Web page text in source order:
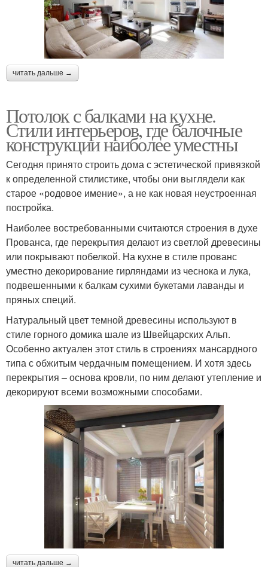
читать дальше →
Потолок с балками на кухне.
Стили интерьеров, где балочные
конструкции наиболее уместны
Сегодня принято строить дома с эстетической привязкой
к определенной стилистике, чтобы они выглядели как
старое «родовое имение», а не как новая неустроенная
постройка.
Наиболее востребованными считаются строения в духе
Прованса, где перекрытия делают из светлой древесины
или покрывают побелкой. На кухне в стиле прованс
уместно декорирование гирляндами из чеснока и лука,
подвешенными к балкам сухими букетами лаванды и
пряных специй.
Натуральный цвет темной древесины используют в
стиле горного домика шале из Швейцарских Альп.
Особенно актуален этот стиль в строениях мансардного
типа с обжитым чердачным помещением. И хотя здесь
перекрытия – основа кровли, по ним делают утепление и
декорируют всеми возможными способами.
читать дальше →